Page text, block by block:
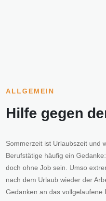
ALLGEMEIN
Hilfe gegen
Sommerzeit ist Urlaubszeit und
Berufstätige häufig ein
doch ohne Job sein. Umso
nach dem Urlaub wieder der
Gedanken an das vollgelaufene